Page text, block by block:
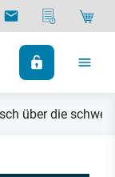
über die